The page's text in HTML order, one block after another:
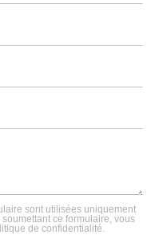
sont utilisées uniquement
ce formulaire, vous
de confidentialité.